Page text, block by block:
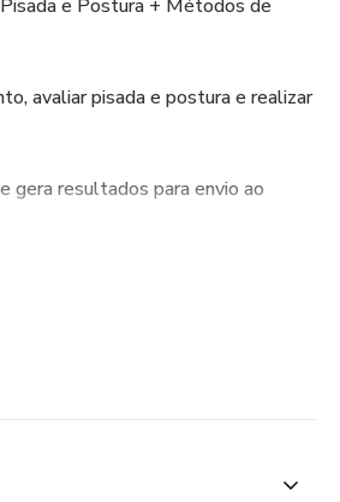
e Postura + Métodos de
avaliar pisada e postura e realizar
gera resultados para envio ao